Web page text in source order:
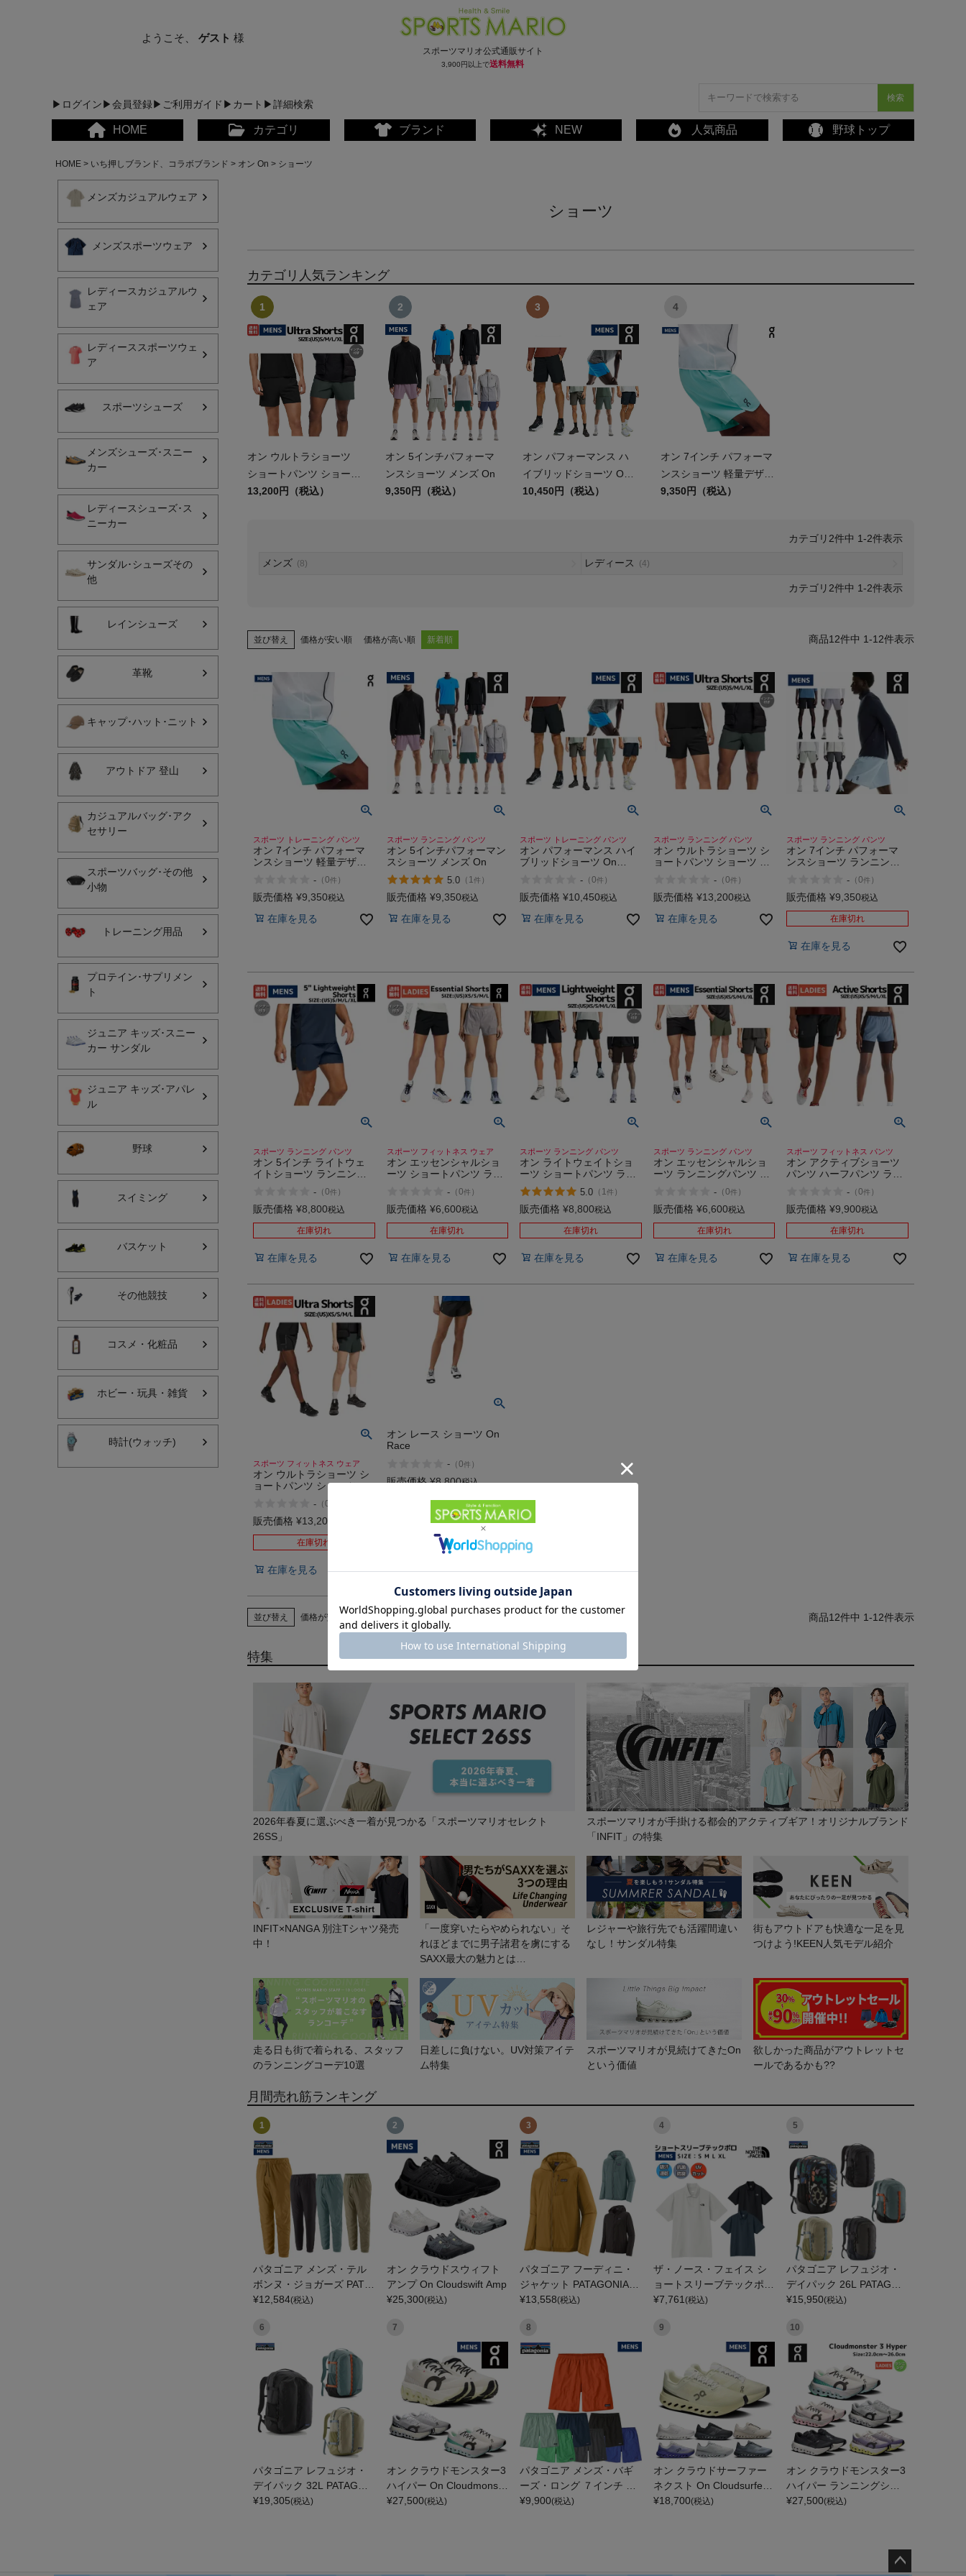
スポーツマリオ公式通販サイト
3,900円以上で送料無料
ようこそ、 ゲスト様
▶ログイン▶会員登録▶ご利用ガイド ▶カート ▶詳細検索
検索
HOME カテゴリ
メンズスポーツウェア
レディーススポーツウェア
スポーツシューズ
メンズシューズ･スニーカー
レディースシューズ･スニーカー
サンダル･シューズその他
アウトドア 登山
全てのカテゴリを見る
キャンプ・フェス
通学
プレゼント
全てのシーンを見る
インフィット INFIT
オン On
ブランド NEW 人気商品 野球トップ
HOME いち押しブランド、コラボブランド オン On ショーツ
メンズカジュアルウェア
メンズスポーツウェア
レディースカジュアルウ
ェア
レディーススポーツウェ
ア
スポーツシューズ
メンズシューズ･スニー
カー
レディースシューズ･ス
ニーカー
サンダル･シューズその
他
レインシューズ
革靴
キャップ･ハット･ニット
アウトドア 登山
カジュアルバッグ･アク
セサリー
スポーツバッグ･その他
小物
トレーニング用品
プロテイン･サプリメン
ト
ジュニア キッズ･スニー
カー サンダル
ジュニア キッズ･アパレ
ル
野球
スイミング
バスケット
その他競技
コスメ・化粧品
ホビー・玩具・雑貨
時計(ウォッチ)
ショーツ
カテゴリ人気ランキング
オン ウルトラショーツ
ショートパンツ ショーツ
ランニング トレイルラン
Shorts
13,200円（税込）
オン 5インチパフォーマ
ンスショーツ メンズ On
9,350円（税込）
オン パフォーマンス ハ
イブリッドショーツ On
Performance Hybrid
10,450円（税込）
オン 7インチ パフォーマ
ンスショーツ 軽量デザイ
ン 4WAYストレッチ スポ
9,350円（税込）
2件中 1-2件表示
メンズ (8) レディース (4)
2件中 1-2件表示
並び替え 価格が安い順 価格が高い順 新着順 12件中 1-12件表示
スポーツ トレーニング パンツ
オン 7インチ パフォーマ
ンスショーツ 軽量デザイ
ーツ トレーニング パンツ
ランニング On 7
- （0件 ）
販売価格 ¥9,350税込
在庫を見る
スポーツ ランニング パンツ
オン 5インチパフォーマン
スショーツ メンズ On
5.0（ 1件 ）
販売価格 ¥9,350税込
在庫を見る
スポーツ トレーニング パンツ
オン パフォーマンス ハイ
ブリッドショーツ On
- （0件 ）
販売価格 ¥10,450税込
在庫を見る
スポーツ ランニング パンツ
オン ウルトラショーツ シ
ョートパンツ ショーツ ラ
ング トレラン スポーツ 運
動 トレーニング ジム イン
-（0件 ）
販売価格 ¥13,200税込
在庫を見る
スポーツ ランニング パンツ
オン 7インチ パフォーマ
ンスショーツ ランニング
ンニングショーツ スポー
ツ マラソン ロード トレー
7in Performance Shorts
- （0件 ）
販売価格 ¥9,350税込
在庫切れ
在庫を見る
スポーツ ランニング パンツ
オン 5インチ ライトウェ
イトショーツ ランニング
ポーツ トレーニング フィ
ットネス ジム ストレッチ
On 5" Lightweight Shorts
- （0件 ）
販売価格 ¥8,800税込
在庫切れ
在庫を見る
スポーツ フィットネス ウェア
オン エッセンシャルショ
ーツ ショートパンツ ラン
ソン ジョギング トレーニ
ング フィットネス パンツ
ツ ポケット付き On
-（0件 ）
販売価格 ¥6,600税込
在庫切れ
在庫を見る
スポーツ ランニング パンツ
オン ライトウェイトショ
ーツ ショートパンツ ラン
ニングパンツ スポーツ ラ
ンニング 速乾 軽量 ジム
トレーニング ストレッチ
Lightweight Shorts
5.0 （ 1件 ）
販売価格 ¥8,800税込
在庫切れ
在庫を見る
スポーツ ランニング パンツ
オン エッセンシャルショ
ーツ ランニングパンツ シ
レーニング ジム ストレッ
チ インナー付き On
-（0件 ）
販売価格 ¥6,600税込
在庫切れ
在庫を見る
スポーツ フィットネス パンツ
オン アクティブショーツ
パンツ ハーフパンツ ラン
トレーニング フィットネ
ス スポーツ ジム On
- （0件 ）
販売価格 ¥9,900税込
在庫切れ
在庫を見る
スポーツ フィットネス ウェア
オン ウルトラショーツ シ
ョートパンツ ショーツ ラ
ング トレラン スポーツ 運
動 トレーニング ジム On
- （0
販売価格 ¥13,200
在庫切れ
在庫を見る
オン レース ショーツ On
Race
-（0件 ）
販売価格 ¥8,800税込
在庫切れ
並び替え 価格が安い順 価格が高い順 新着順 12件中 1-12件表示
特集
2026年春夏に選ぶべき一着が見つかる「スポーツマリオセレクト
26SS」
スポーツマリオが手掛ける都会的アクティブギア！オリジナルブランド
「INFIT」の特集
INFIT×NANGA 別注Tシャツ発売
中！
「一度穿いたらやめられない」そ
れほどまでに男子諸君を虜にする
SAXX最大の魅力とは…
レジャーや旅行先でも活躍間違い
なし！サンダル特集
街もアウトドアも快適な一足を見
つけよう!KEEN人気モデル紹介
走る日も街で着られる、スタッフ
のランニングコーデ10選
日差しに負けない。UV対策アイテ
ム特集
スポーツマリオが見続けてきたOn
という価値
欲しかった商品がアウトレットセ
ールであるかも??
月間売れ筋ランキング
1
パタゴニア メンズ・テル
ボンヌ・ジョガーズ PATA
GONIA MS TERREBONN
¥12,584(税込)
2
オン クラウドスウィフト
アンプ On Cloudswift Amp
¥25,300(税込)
3
パタゴニア フーディニ・
ジャケット PATAGONIA M
S HOUDINI JKT
¥13,558(税込)
4
ザ・ノース・フェイス シ
ョートスリーブテックポロ
THE NORTH FACE
¥7,761 (税込)
5
パタゴニア レフュジオ・
デイパック 26L PATAGON
IA REFUGIO DAY PACK 4
¥15,950(税込)
6
パタゴニア レフュジオ・
デイパック 32L PATAGON
IA REFUGIO DAY PACK
¥19,305(税込)
7
オン クラウドモンスター3
ハイパー On Cloudmonste
r 3 Hyper
¥27,500(税込)
8
パタゴニア メンズ・バギ
ーズ・ロング ７インチ Pat
agonia Men's Baggies Lon
¥9,900(税込)
9
オン クラウドサーファー
ネクスト On Cloudsurfer
Next
¥18,700(税込)
10
オン クラウドモンスター3
ハイパー ランニングシュ
ーズ ランシュー ロード マ
¥27,500(税込)